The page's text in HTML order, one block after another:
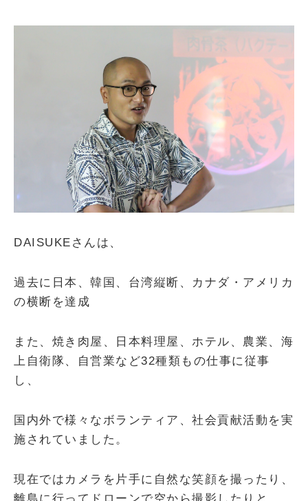
DAISUKEさんは、
過去に日本、韓国、台湾縦断、カナダ・アメリカ
の横断を達成
また、焼き肉屋、日本料理屋、ホテル、農業、海
上自衛隊、自営業など32種類もの仕事に従事
し、
国内外で様々なボランティア、社会貢献活動を実
施されていました。
現在ではカメラを片手に自然な笑顔を撮ったり、